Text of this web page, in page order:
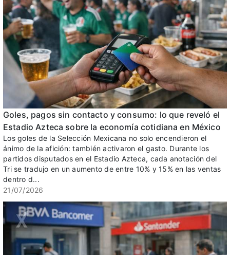
Goles, pagos sin contacto y consumo: lo que reveló el
Estadio Azteca sobre la economía cotidiana en México
Los goles de la Selección Mexicana no solo encendieron el
ánimo de la afición: también activaron el gasto. Durante los
partidos disputados en el Estadio Azteca, cada anotación del
Tri se tradujo en un aumento de entre 10% y 15% en las ventas
dentro d...
21/07/2026